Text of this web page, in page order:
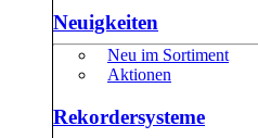
Neuigkeiten
Neu im Sortiment
Aktionen
Rekordersysteme